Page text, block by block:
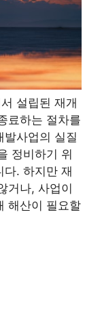
설립된 재개
료하는 절차를
발사업의 실질
정비하기 위
. 하지만 재
거나, 사업이
해산이 필요할